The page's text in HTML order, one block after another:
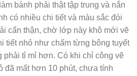
bánh phải thật tập trung và nắn
có nhiều chi tiết và màu sắc đòi
cẩn thận, chờ lớp này khô mới vẽ
tiết nhỏ như chấm từng bông tuyết
phải tỉ mỉ hơn. Có khi chỉ công vẽ
đã mất hơn 10 phút, chưa tính